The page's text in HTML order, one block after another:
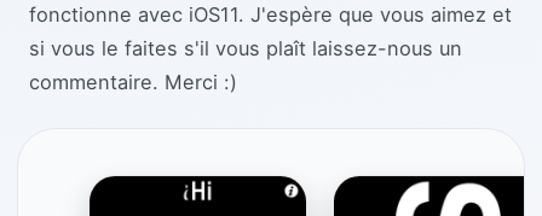
fonctionne avec iOS11. J'espère que vous aimez et
si vous le faites s'il vous plaît laissez-nous un
commentaire. Merci :)